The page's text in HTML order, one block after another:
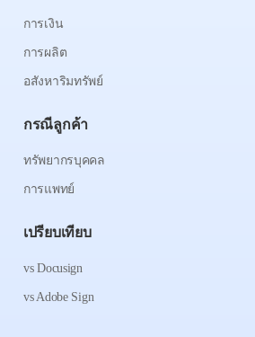
การเงิน
การผลิต
อสังหาริมทรัพย์
กรณีลูกค้า
ทรัพยากรบุคคล
การแพทย์
เปรียบเทียบ
vs Docusign
vs Adobe Sign